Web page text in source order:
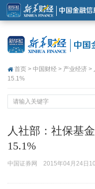
首页 > 中国财经 > 产业经济 >
15.1%
人社部：社保基
15.1%
中国证券网 2015年04月24日